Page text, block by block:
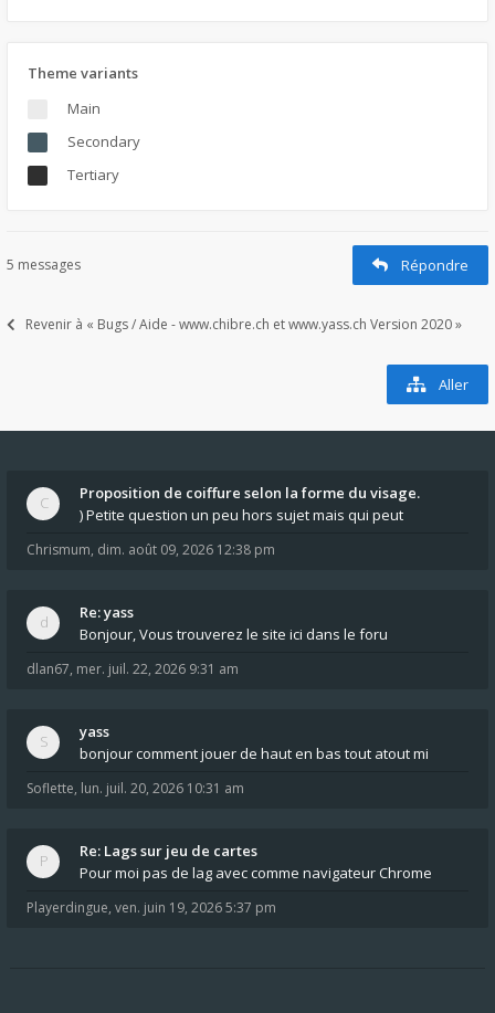
Theme variants
Main
Secondary
Tertiary
5 messages Répondre
Revenir à « Bugs / Aide - www.chibre.ch et www.yass.ch Version 2020 »
Aller
Proposition de coiffure selon la forme du visage.
) Petite question un peu hors sujet mais qui peut
Chrismum, dim. août 09, 2026 12:38 pm
Re: yass
Bonjour, Vous trouverez le site ici dans le foru
dlan67, mer. juil. 22, 2026 9:31 am
yass
bonjour comment jouer de haut en bas tout atout mi
Soflette, lun. juil. 20, 2026 10:31 am
Re: Lags sur jeu de cartes
Pour moi pas de lag avec comme navigateur Chrome
Playerdingue, ven. juin 19, 2026 5:37 pm